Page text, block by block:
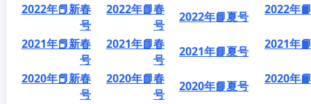
2022年📕新春
号
2022年📗春
号
2022年📘夏号 2022年
2021年📕新春
号
2021年📗春
号
2021年📘夏号 2021年
2020年📕新春
号
2020年📗春
号
2020年📘夏号 2020年